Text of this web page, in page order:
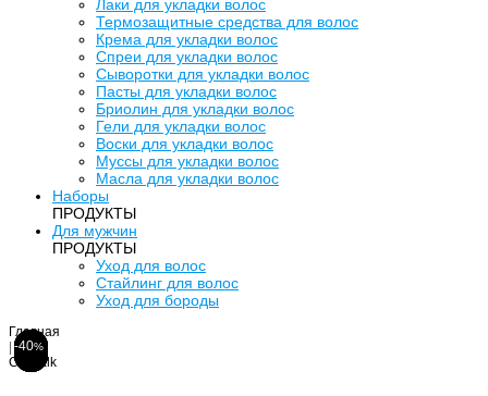
Лаки для укладки волос
Термозащитные средства для волос
Крема для укладки волос
Спреи для укладки волос
Сыворотки для укладки волос
Пасты для укладки волос
Бриолин для укладки волос
Гели для укладки волос
Воски для укладки волос
Муссы для укладки волос
Масла для укладки волос
Наборы
ПРОДУКТЫ
Для мужчин
ПРОДУКТЫ
Уход для волос
Стайлинг для волос
Уход для бороды
Главная
Catwalk
-30%
-15%
-35%
-40%